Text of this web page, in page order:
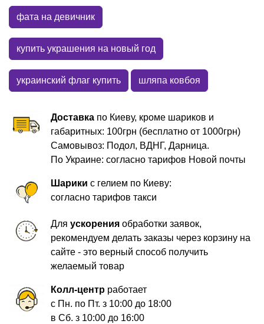
фата на девичник
купить украшения на новый год
украинский флаг купить шляпа ковбоя
Доставка по Киеву, кроме шариков и
габаритных: 100грн (бесплатно от 1000грн)
Самовывоз: Подол, ВДНГ, Дарница.
По Украине: согласно тарифов Новой почты
Шарики с гелием по Киеву:
согласно тарифов такси
Дляускорения обработки заявок,
рекомендуем делать заказы через корзину на
сайте - это верный способ получить
желаемый товар
Колл-центр работает
с Пн. по Пт. з 10:00 до 18:00
в Сб. з 10:00 до 16:00